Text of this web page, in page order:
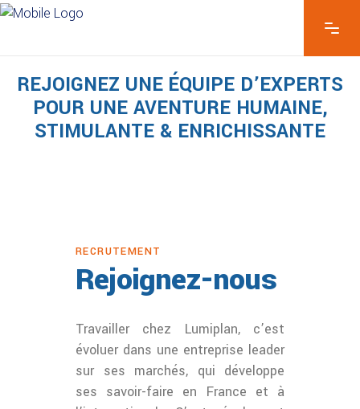
REJOIGNEZ UNE ÉQUIPE D’EXPERTS
POUR UNE AVENTURE HUMAINE,
STIMULANTE & ENRICHISSANTE
RECRUTEMENT
Rejoignez-nous
Travailler chez Lumiplan, c’est
évoluer dans une entreprise leader
sur ses marchés, qui développe
ses savoir-faire en France et à